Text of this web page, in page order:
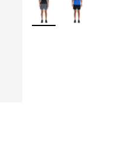
Weitere Farben